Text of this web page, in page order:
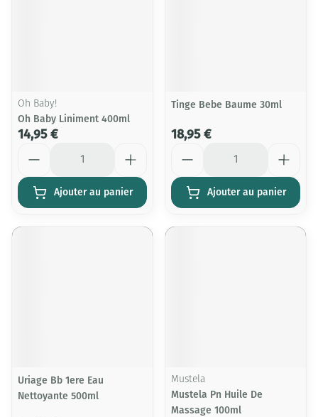
Oh Baby!
Oh Baby Liniment 400ml
14,95 €
Ajouter au panier
Tinge Bebe Baume 30ml
18,95 €
Ajouter au panier
Uriage Bb 1ere Eau
Nettoyante 500ml
Mustela
Mustela Pn Huile De
Massage 100ml